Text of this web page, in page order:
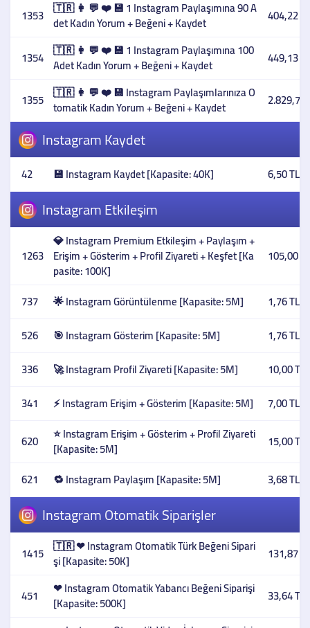
1353 🇹🇷 👩 💬 ❤️ 💾 1 Instagram Paylaşımına 90 A
det Kadın Yorum + Beğeni + Kaydet 404,22 TL
1354 🇹🇷 👩 💬 ❤️ 💾 1 Instagram Paylaşımına 100
Adet Kadın Yorum + Beğeni + Kaydet 449,13 TL
1355 🇹🇷 👩 💬 ❤️ 💾 Instagram Paylaşımlarınıza O
tomatik Kadın Yorum + Beğeni + Kaydet 2.829,73
Instagram Kaydet
42 💾 Instagram Kaydet [Kapasite: 40K] 6,50 TL
Instagram Etkileşim
1263
💎 Instagram Premium Etkileşim + Paylaşım +
Erişim + Gösterim + Profil Ziyareti + Keşfet [Ka
pasite: 100K]
105,00 TL
737 🌟 Instagram Görüntülenme [Kapasite: 5M]
1,76 TL
526
🎯 Instagram Gösterim [Kapasite: 5M]
1,76 TL
336
🚀 Instagram Profil Ziyareti [Kapasite: 5M]
10,00 TL
341
⚡ Instagram Erişim + Gösterim [Kapasite: 5M]
7,00 TL
620
⭐ Instagram Erişim + Gösterim + Profil Ziyareti
[Kapasite: 5M]
15,00 TL
621
🔁 Instagram Paylaşım [Kapasite: 5M] 3,68 TL
Instagram Otomatik Siparişler
1415 🇹🇷 ❤ Instagram Otomatik Türk Beğeni Sipari
şi [Kapasite: 50K] 131,87 TL
451 ❤ Instagram Otomatik Yabancı Beğeni Siparişi
[Kapasite: 500K] 33,64 TL